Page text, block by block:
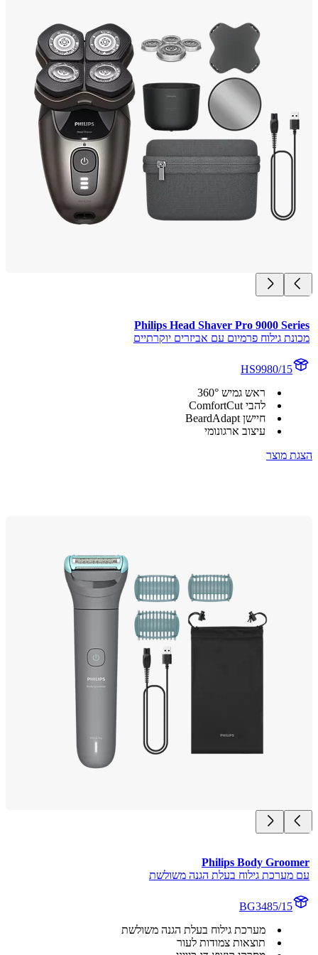
Philips Head Shaver Pro 9000
גילוח פרמיום עם אביזרים יוקרתיים
HS9980/15
ראש גמיש 360°
להבי ComfortCut
חיישן BeardAdapt
עיצוב ארגונומי
מוצר
Philips Body
גילוח בעלת הגנה משולשת
BG3485/15
מערכת גילוח בעלת הגנה משולשת
תוצאות צמודות לעור